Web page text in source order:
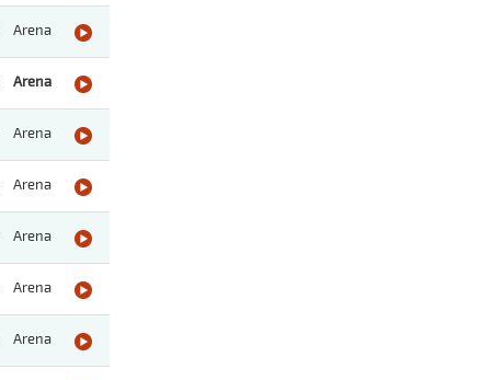
Arena
Arena
Arena
Arena
Arena
Arena
Arena